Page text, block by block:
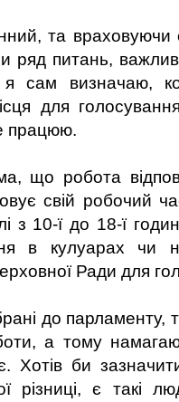
та враховуючи
ряд питань,
я сам визначаю,
для
працюю.
що робота
свій робочий
з 10-ї до 18-ї
в кулуарах чи
Ради для
до парламенту,
а тому
Хотів би
різниці, є такі